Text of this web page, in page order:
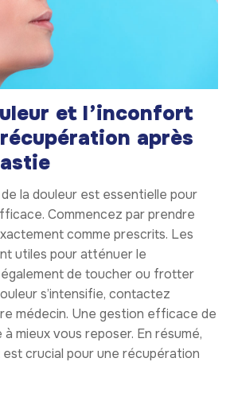
et l’inconfort
après
la douleur est essentielle pour
Commencez par prendre
comme prescrits. Les
utiles pour atténuer le
de toucher ou frotter
s’intensifie, contactez
médecin. Une gestion efficace de
mieux vous reposer. En résumé,
crucial pour une récupération